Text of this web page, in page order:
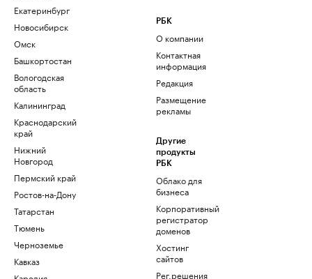
Екатеринбург
Новосибирск
Омск
Башкортостан
Вологодская
область
Калининград
Краснодарский
край
Нижний
Новгород
Пермский край
Ростов-на-Дону
Татарстан
Тюмень
Черноземье
Кавказ
РБК
О компании
Контактная
информация
Редакция
Размещение
рекламы
Другие
продукты
РБК
Облако для
бизнеса
Корпоративный
регистратор
доменов
Хостинг
сайтов
Рег.решения